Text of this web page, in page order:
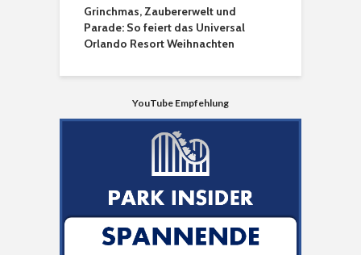
Grinchmas, Zaubererwelt und
Parade: So feiert das Universal
Orlando Resort Weihnachten
YouTube Empfehlung